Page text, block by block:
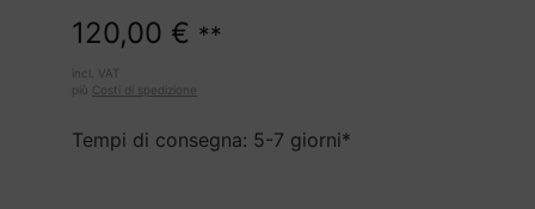
120,00 € **
incl. VAT
più Costi di spedizione
Tempi di consegna: 5-7 giorni*